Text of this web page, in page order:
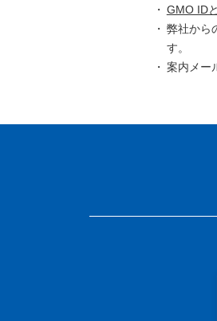
GMO ID
弊社から
す。
案内メー